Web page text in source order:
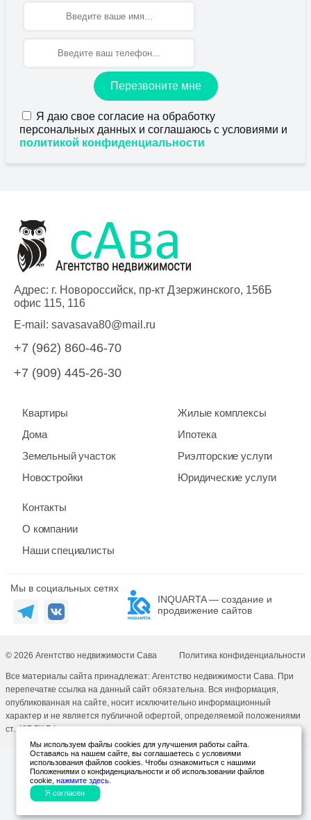
Перезвоните мне
Я даю свое согласие на обработку
персональных данных и соглашаюсь с условиями и
политикой конфиденциальности
Адрес: г. Новороссийск, пр-кт Дзержинского, 156Б
офис 115, 116
E-mail: savasava80@mail.ru
+7 (962) 860-46-70
+7 (909) 445-26-30
Квартиры
Дома
Земельный участок
Новостройки
Жилые комплексы
Ипотека
Риэлторские услуги
Юридические услуги
Контакты
О компании
Наши специалисты
Мы в социальных сетях
INQUARTA — создание и
продвижение сайтов
© 2026 Агентство недвижимости Сава Политика конфиденциальности
Все материалы сайта принадлежат: Агентство недвижимости Сава. При
перепечатке ссылка на данный сайт обязательна. Вся информация,
опубликованная на сайте, носит исключительно информационный
характер и не является публичной офертой, определяемой положениями
ст. 437 ГК РФ.
Мы используем файлы cookies для улучшения работы сайта.
Оставаясь на нашем сайте, вы соглашаетесь с условиями
использования файлов cookies. Чтобы ознакомиться с нашими
Положениями о конфиденциальности и об использовании файлов
cookie, нажмите здесь.
Я согласен